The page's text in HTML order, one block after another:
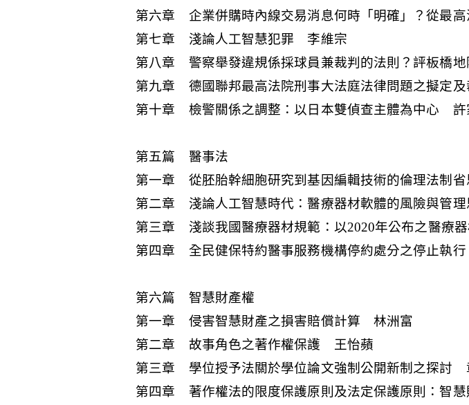
第六章 企業併購時內線交易消息何時「明確」？從最
第七章 淺論人工智慧犯罪 李維宗
第八章 警察舉發違規係採球員兼裁判的法則？評板橋
第九章 德國聯邦最高法院刑事大法庭法律問題之擬定
第十章 檢警關係之調整：以日本雙偵查主體為中心 許
第五篇 醫事法
第一章 從胚胎幹細胞研究到基因編輯技術的倫理法制
第二章 淺論人工智慧時代：醫療器材軟體的風險與管
第三章 淺談我國醫療器材規範：以2020年公布之醫療
第四章 全民健保特約醫事服務機構停約處分之停止執
第六篇 智慧財產權
第一章 侵害智慧財產之損害賠償計算 林洲富
第二章 故事角色之著作權保護 王怡蘋
第三章 學位授予法關於學位論文強制公開新制之探討
第四章 著作權法的限度保護原則及法定保護原則：智